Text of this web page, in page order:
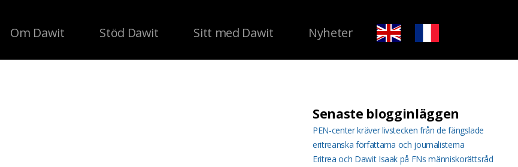
Om Dawit Stöd Dawit Sitt med Dawit Nyheter
Senaste blogginläggen
PEN-center kräver livstecken från de fängslade
eritreanska författarna och journalisterna
Eritrea och Dawit Isaak på FNs människorättsråd